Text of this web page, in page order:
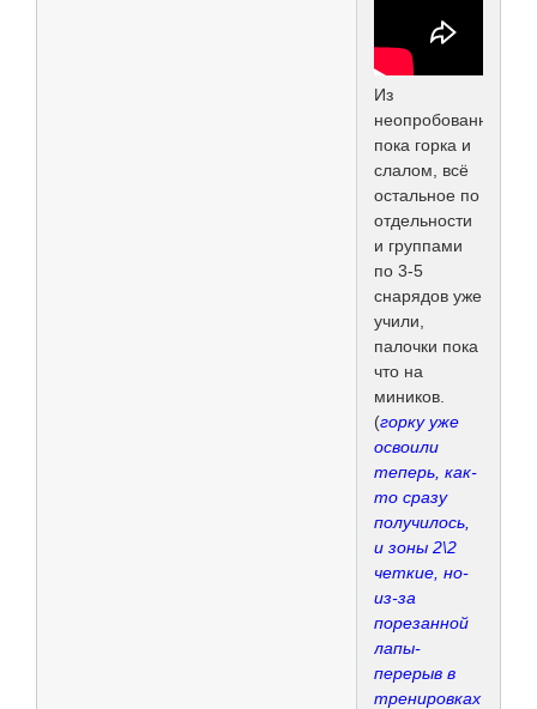
Из
неопробованного
пока горка и
слалом, всё
остальное по
отдельности
и группами
по 3-5
снарядов уже
учили,
палочки пока
что на
миников.
(горку уже
освоили
теперь, как-
то сразу
получилось,
и зоны 2\2
четкие, но-
из-за
порезанной
лапы-
перерыв в
тренировках